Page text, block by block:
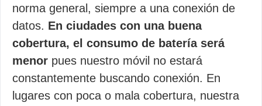
norma general, siempre a una conexión de
datos. En ciudades con una buena
cobertura, el consumo de batería será
menor pues nuestro móvil no estará
constantemente buscando conexión. En
lugares con poca o mala cobertura, nuestra